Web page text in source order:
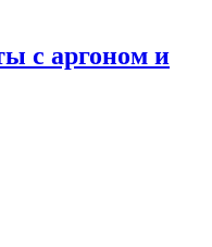
с аргоном и